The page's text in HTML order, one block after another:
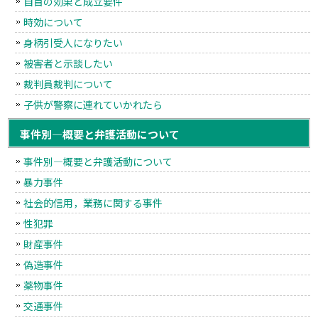
時効について
身柄引受人になりたい
被害者と示談したい
裁判員裁判について
子供が警察に連れていかれたら
事件別―概要と弁護活動について
事件別―概要と弁護活動について
暴力事件
社会的信用，業務に関する事件
性犯罪
財産事件
偽造事件
薬物事件
交通事件